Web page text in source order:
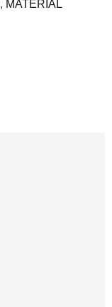
, MATERIAL